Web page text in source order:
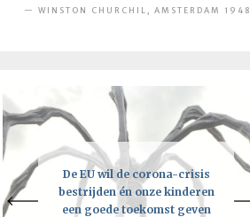
WINSTON CHURCHIL, AMSTERDAM 1948
De EU wil de corona-crisis
bestrijden én onze kinderen
een goede toekomst geven
Een intelligente lockdown:
hoe deze crisis tot een kick-
ass toekomst kan leiden
Je moet vooral de regels
breken, maar niet als je de EU
bent